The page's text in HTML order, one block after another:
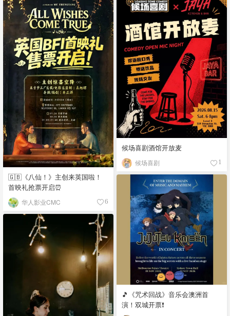
🇬🇧《八仙！》主创来英国啦！
首映礼抢票开启⏰
华人影业CMC 6
候场喜剧酒馆开放麦
候场喜剧 1
🎵《咒术回战》音乐会澳洲首
演！双城开票❗️